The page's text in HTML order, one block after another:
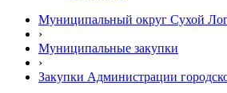
Муниципальный округ Сухой
›
Муниципальные закупки
›
Закупки Администрации